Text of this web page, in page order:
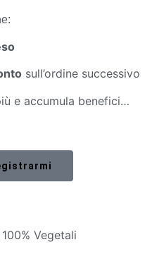
sull’ordine successivo
e accumula benefici…
Vegetali